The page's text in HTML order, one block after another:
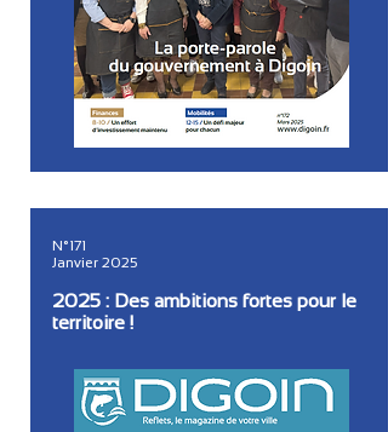
N°171
Janvier 2025
2025 : Des ambitions fortes pour le
territoire !